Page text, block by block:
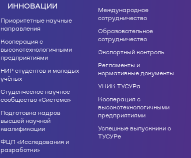
ИННОВАЦИИ
Приоритетные научные
направления
Кооперация с
высокотехнологичными
предприятиями
НИР студентов и молодых
учёных
Студенческое научное
сообщество «Система»
Подготовка кадров
высшей научной
квалификации
ФЦП «Исследования и
разработки»
Международное
сотрудничество
Образовательное
сотрудничество
Экспортный контроль
Регламенты и
нормативные документы
УНИК ТУСУРа
Кооперация с
высокотехнологичными
предприятиями
Успешные выпускники о
ТУСУРе